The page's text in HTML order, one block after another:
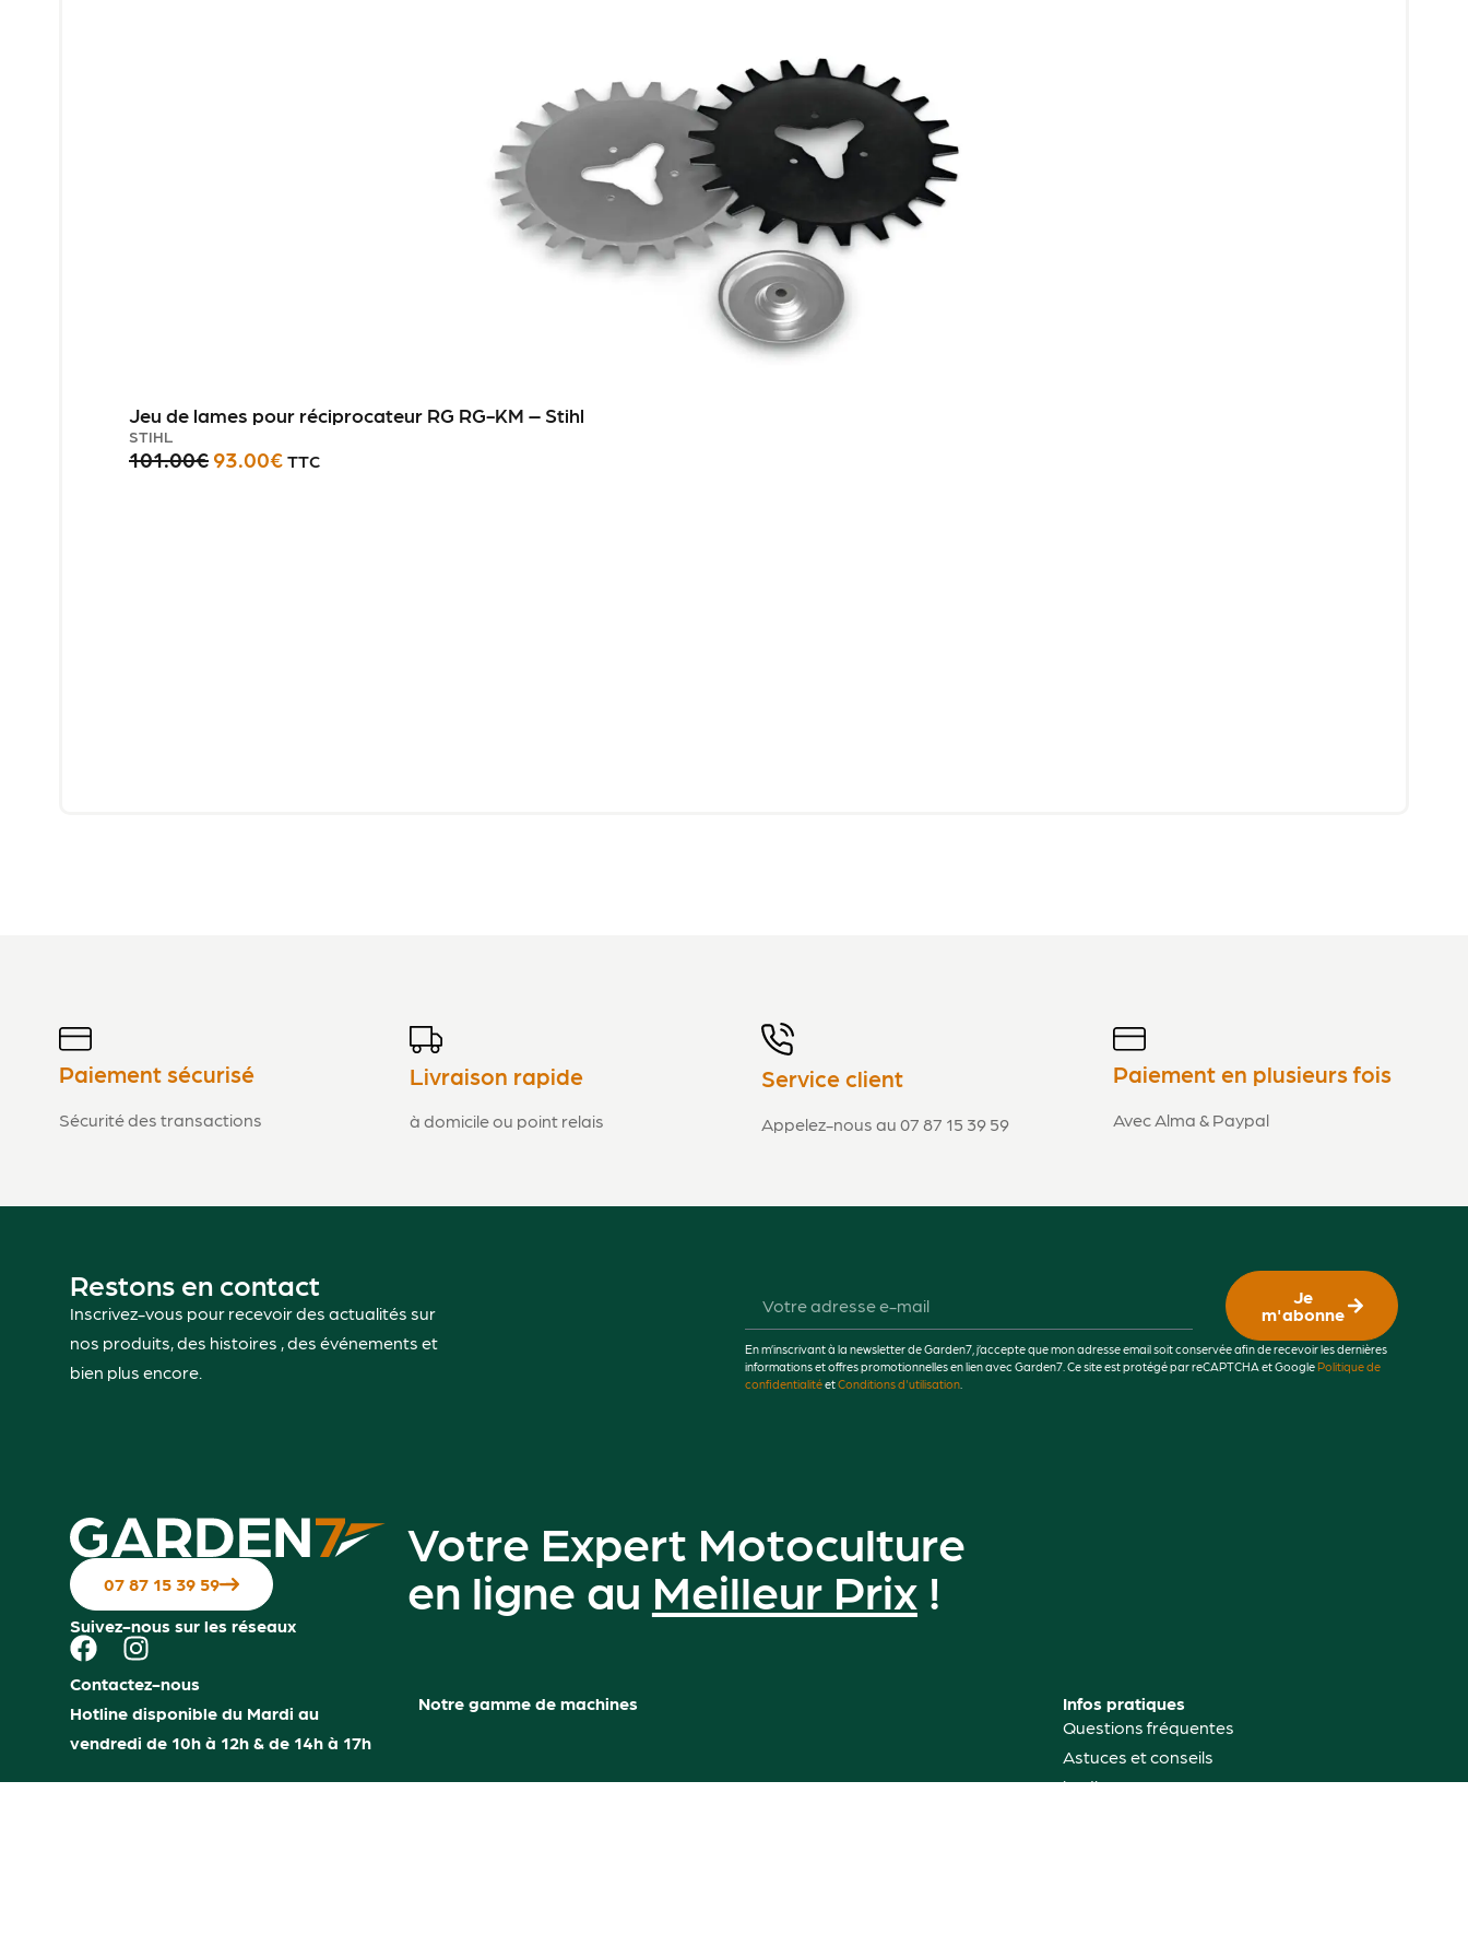
Jeu de lames pour réciprocateur RG RG-KM – Stihl
STIHL
101.00€ 93.00€ TTC
Paiement sécurisé
Sécurité des transactions
Livraison rapide
à domicile ou point relais
Service client
Appelez-nous au 07 87 15 39 59
Paiement en plusieurs fois
Avec Alma & Paypal
Restons en contact
Inscrivez-vous pour recevoir des actualités sur
nos produits, des histoires , des événements et
bien plus encore.
Je
m'abonne
En m’inscrivant à la newsletter de Garden7, j’accepte que mon adresse email soit conservée afin de recevoir les dernières
informations et offres promotionnelles en lien avec Garden7. Ce site est protégé par reCAPTCHA et GooglePolitique de
confidentialitéetConditions d'utilisation
07 87 15 39 59
Suivez-nous sur les réseaux
Contactez-nous
Hotline disponible du Mardi au
vendredi de 10h à 12h & de 14h à 17h
Votre Expert Motoculture
en ligne au Meilleur Prix!
Notre gamme de machines
Infos pratiques
Questions fréquentes
Astuces et conseils
jardinage